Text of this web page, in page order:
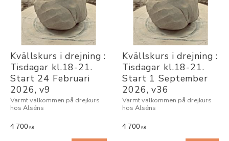
Kvällskurs i drejning :
Tisdagar kl.18-21.
Start 24 Februari
2026, v9
Varmt välkommen på drejkurs
hos Alséns
4 700KR
Kvällskurs i drejning :
Tisdagar kl.18-21.
Start 1 September
2026, v36
Varmt välkommen på drejkurs
hos Alséns
4 700KR